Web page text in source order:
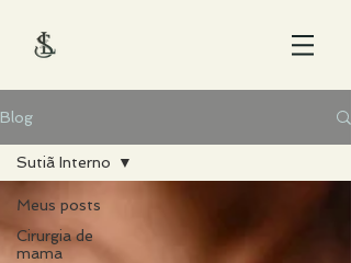
Blog
Meus posts
Cirurgia de
mama
Sutiã Interno